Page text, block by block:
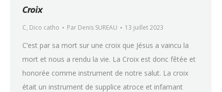
Croix
C, Dico catho Par Denis SUREAU 13 juillet 2023
C’est par sa mort sur une croix que Jésus a vaincu la
mort et nous a rendu la vie. La Croix est donc fêtée et
honorée comme instrument de notre salut. La croix
était un instrument de supplice atroce et infamant